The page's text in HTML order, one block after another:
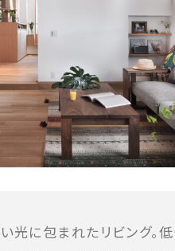
光に包まれたリビング。